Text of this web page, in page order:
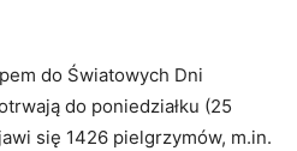
do Światowych Dni
do poniedziałku (25
się 1426 pielgrzymów, m.in.